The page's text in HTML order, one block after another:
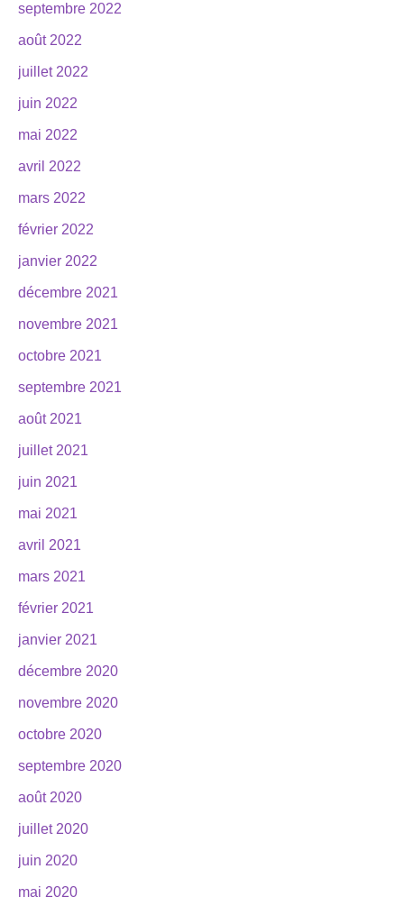
septembre 2022
août 2022
juillet 2022
juin 2022
mai 2022
avril 2022
mars 2022
février 2022
janvier 2022
décembre 2021
novembre 2021
octobre 2021
septembre 2021
août 2021
juillet 2021
juin 2021
mai 2021
avril 2021
mars 2021
février 2021
janvier 2021
décembre 2020
novembre 2020
octobre 2020
septembre 2020
août 2020
juillet 2020
juin 2020
mai 2020